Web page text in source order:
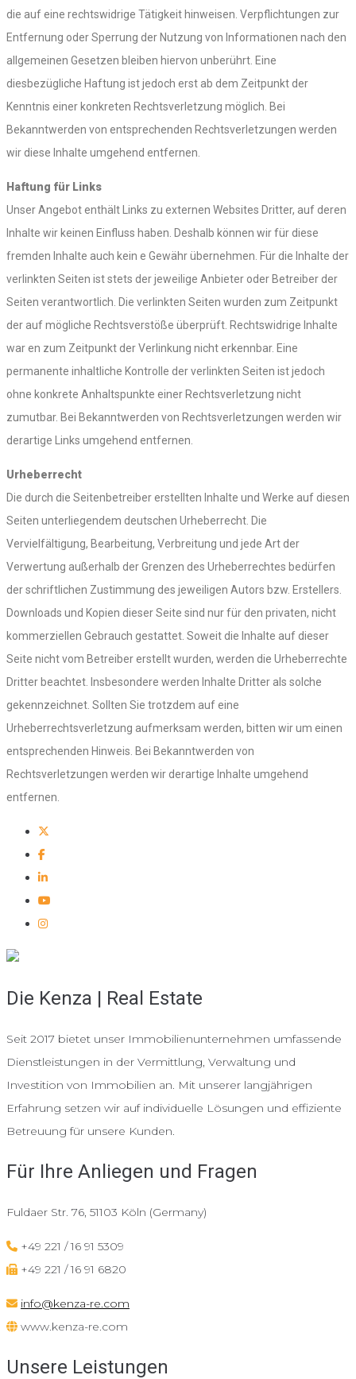
die auf eine rechtswidrige Tätigkeit hinweisen. Verpflichtungen zur
Entfernung oder Sperrung der Nutzung von Informationen nach den
allgemeinen Gesetzen bleiben hiervon unberührt. Eine
diesbezügliche Haftung ist jedoch erst ab dem Zeitpunkt der
Kenntnis einer konkreten Rechtsverletzung möglich. Bei
Bekanntwerden von entsprechenden Rechtsverletzungen werden
wir diese Inhalte umgehend entfernen.
Haftung für Links
Unser Angebot enthält Links zu externen Websites Dritter, auf deren
Inhalte wir keinen Einfluss haben. Deshalb können wir für diese
fremden Inhalte auch kein e Gewähr übernehmen. Für die Inhalte der
verlinkten Seiten ist stets der jeweilige Anbieter oder Betreiber der
Seiten verantwortlich. Die verlinkten Seiten wurden zum Zeitpunkt
der auf mögliche Rechtsverstöße überprüft. Rechtswidrige Inhalte
war en zum Zeitpunkt der Verlinkung nicht erkennbar. Eine
permanente inhaltliche Kontrolle der verlinkten Seiten ist jedoch
ohne konkrete Anhaltspunkte einer Rechtsverletzung nicht
zumutbar. Bei Bekanntwerden von Rechtsverletzungen werden wir
derartige Links umgehend entfernen.
Urheberrecht
Die durch die Seitenbetreiber erstellten Inhalte und Werke auf diesen
Seiten unterliegendem deutschen Urheberrecht. Die
Vervielfältigung, Bearbeitung, Verbreitung und jede Art der
Verwertung außerhalb der Grenzen des Urheberrechtes bedürfen
der schriftlichen Zustimmung des jeweiligen Autors bzw. Erstellers.
Downloads und Kopien dieser Seite sind nur für den privaten, nicht
kommerziellen Gebrauch gestattet. Soweit die Inhalte auf dieser
Seite nicht vom Betreiber erstellt wurden, werden die Urheberrechte
Dritter beachtet. Insbesondere werden Inhalte Dritter als solche
gekennzeichnet. Sollten Sie trotzdem auf eine
Urheberrechtsverletzung aufmerksam werden, bitten wir um einen
entsprechenden Hinweis. Bei Bekanntwerden von
Rechtsverletzungen werden wir derartige Inhalte umgehend
entfernen.
Die Kenza | Real Estate
Seit 2017 bietet unser Immobilienunternehmen umfassende
Dienstleistungen in der Vermittlung, Verwaltung und
Investition von Immobilien an. Mit unserer langjährigen
Erfahrung setzen wir auf individuelle Lösungen und effiziente
Betreuung für unsere Kunden.
Für Ihre Anliegen und Fragen
Fuldaer Str. 76, 51103 Köln (Germany)
+49 221 / 16 91 5309
+49 221 / 16 91 6820
info@kenza-re.com
www.kenza-re.com
Unsere Leistungen